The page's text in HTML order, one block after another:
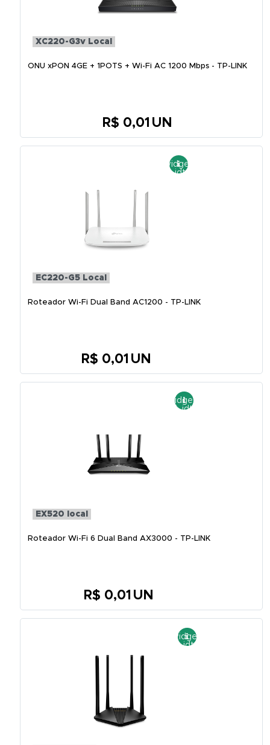
XC220-G3v Local
ONU xPON 4GE + 1POTS + Wi-Fi AC 1200 Mbps - TP-LINK
R$ 0,01 UN
EC220-G5 Local
Roteador Wi-Fi Dual Band AC1200 - TP-LINK
R$ 0,01 UN
EX520 local
Roteador Wi-Fi 6 Dual Band AX3000 - TP-LINK
R$ 0,01 UN